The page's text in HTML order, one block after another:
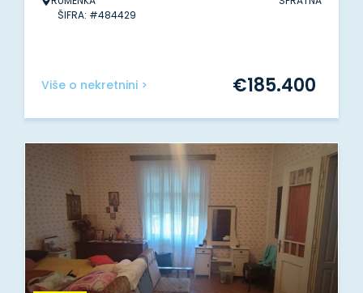
ŠIFRA: #484429
Više o nekretnini > €185.400